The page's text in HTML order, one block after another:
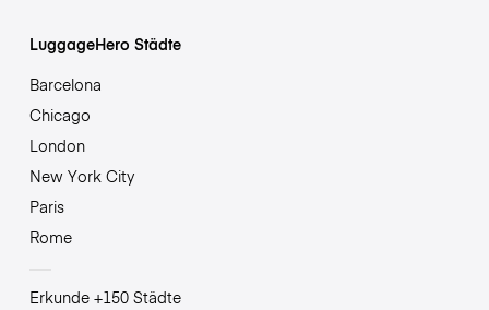
LuggageHero Städte
Barcelona
Chicago
London
New York City
Paris
Rome
Erkunde +150 Städte